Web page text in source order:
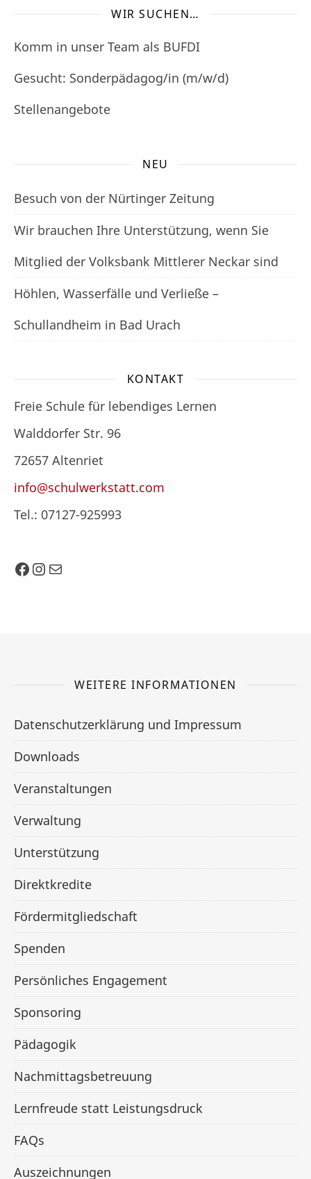
WIR SUCHEN…
Komm in unser Team als BUFDI
Gesucht: Sonderpädagog/in (m/w/d)
Stellenangebote
NEU
Besuch von der Nürtinger Zeitung
Wir brauchen Ihre Unterstützung, wenn Sie
Mitglied der Volksbank Mittlerer Neckar sind
Höhlen, Wasserfälle und Verließe –
Schullandheim in Bad Urach
KONTAKT
Freie Schule für lebendiges Lernen
Walddorfer Str. 96
72657 Altenriet
info@schulwerkstatt.com
Tel.: 07127-925993
Facebook
Instagram
E-Mail
WEITERE INFORMATIONEN
Datenschutzerklärung und Impressum
Downloads
Veranstaltungen
Verwaltung
Unterstützung
Direktkredite
Fördermitgliedschaft
Spenden
Persönliches Engagement
Sponsoring
Pädagogik
Nachmittagsbetreuung
Lernfreude statt Leistungsdruck
FAQs
Auszeichnungen